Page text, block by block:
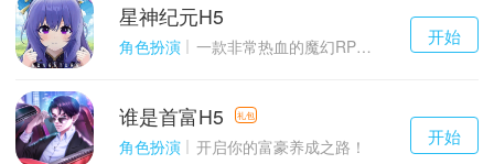
千百度h5
游戏
开始
星神纪元H5
角色扮演 一款非常热血的魔幻RPG游戏
千百度h5
游戏
开始
谁是首富H5 礼包
角色扮演 开启你的富豪养成之路！